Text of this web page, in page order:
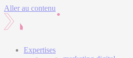
Aller au contenu
Expertises